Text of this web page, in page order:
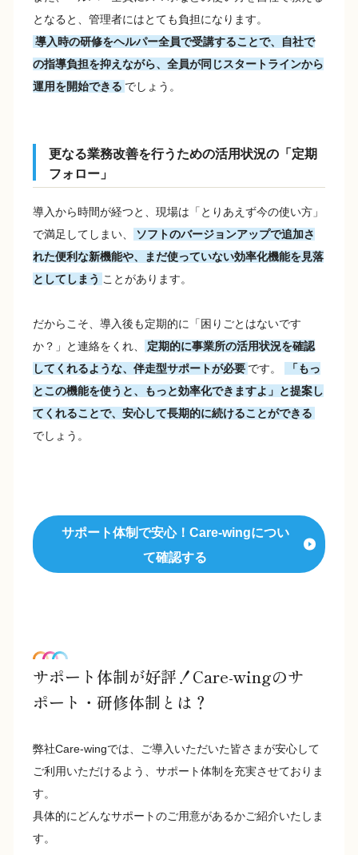
となると、管理者にはとても負担になります。
導入時の研修をヘルパー全員で受講することで、自社で
の指導負担を抑えながら、全員が同じスタートラインから
運用を開始できる でしょう。
更なる業務改善を行うための活用状況の「定期
フォロー」
導入から時間が経つと、現場は「とりあえず今の使い方」
で満足してしまい、
ソフトのバージョンアップで追加さ
れた便利な新機能や、まだ使っていない効率化機能を見落
としてしまう ことがあります。
だからこそ、導入後も定期的に「困りごとはないです
か？」と連絡をくれ、
定期的に事業所の活用状況を確認
してくれるような、伴走型サポートが必要 です。
「もっ
とこの機能を使うと、もっと効率化できますよ」と提案し
てくれることで、安心して長期的に続けることができる
でしょう。
サポート体制で安心！Care-wingについ
て確認する
サポート体制が好評！Care-wingのサ
ポート・研修体制とは？
弊社Care-wingでは、ご導入いただいた皆さまが安心して
ご利用いただけるよう、サポート体制を充実させておりま
す。
具体的にどんなサポートのご用意があるかご紹介いたしま
す。